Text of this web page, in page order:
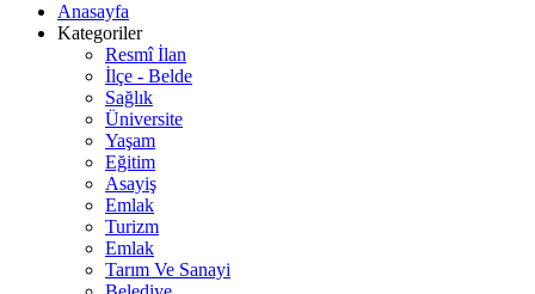
Anasayfa
Kategoriler
Resmî İlan
İlçe - Belde
Sağlık
Üniversite
Yaşam
Eğitim
Asayiş
Emlak
Turizm
Emlak
Tarım Ve Sanayi